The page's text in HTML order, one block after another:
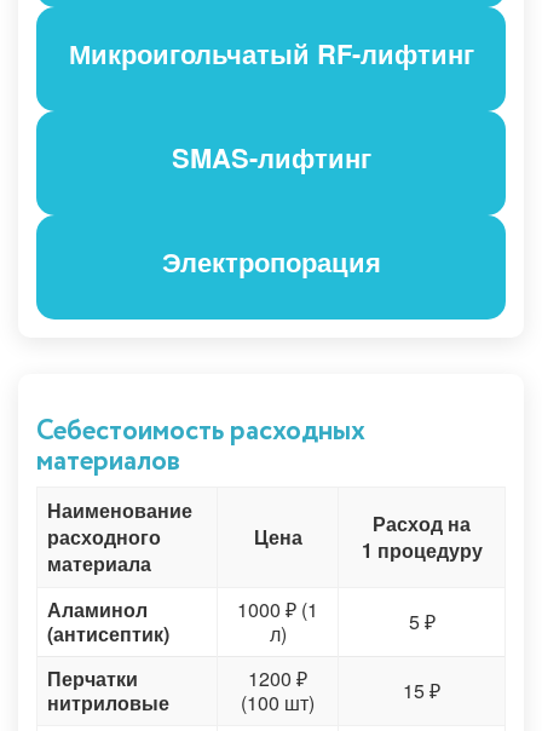
Микроигольчатый RF-лифтинг
SMAS-лифтинг
Электропорация
Себестоимость расходных
материалов
Наименование
расходного
материала
Цена
Расход на
1 процедуру
Аламинол
(антисептик)
1000 ₽ (1
л)
5 ₽
Перчатки
нитриловые
1200 ₽
(100 шт)
15 ₽